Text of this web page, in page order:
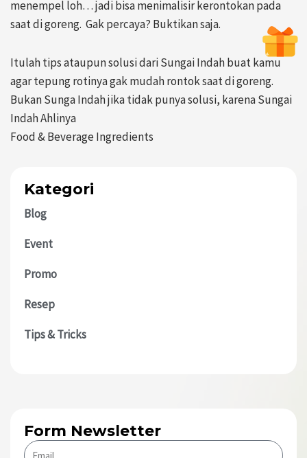
Form Newsletter
Kategori
Blog
Event
Promo
Resep
Tips & Tricks
menempel loh… jadi bisa menimalisir kerontokan pada
saat di goreng. Gak percaya? Buktikan saja.
Itulah tips ataupun solusi dari Sungai Indah buat kamu
agar tepung rotinya gak mudah rontok saat di goreng.
Bukan Sunga Indah jika tidak punya solusi, karena Sungai
Indah Ahlinya
Food & Beverage Ingredients